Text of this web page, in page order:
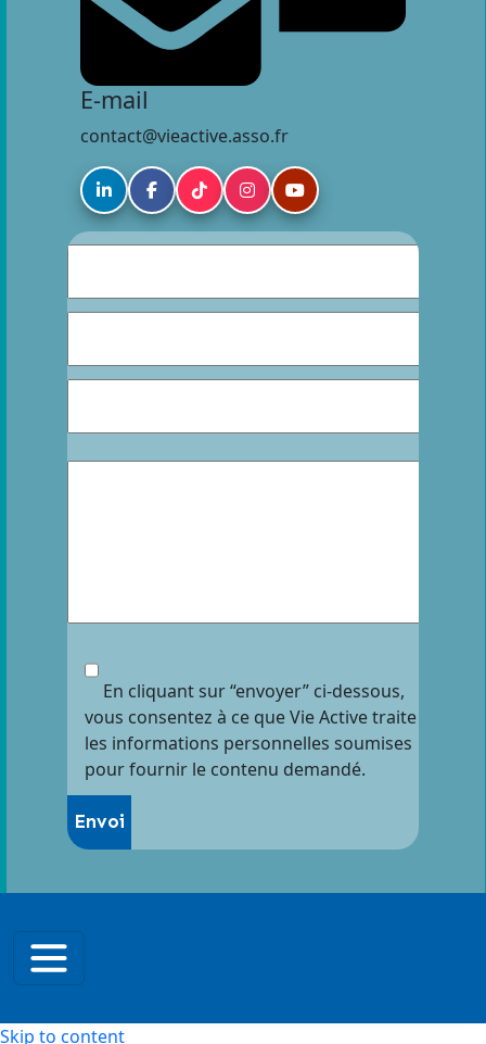
E-mail
contact@vieactive.asso.fr
En cliquant sur “envoyer” ci-dessous,
vous consentez à ce que Vie Active traite
les informations personnelles soumises
pour fournir le contenu demandé.
Skip to content